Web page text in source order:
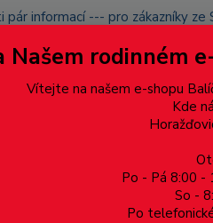
pár informací --- pro
zásilku nevyzvednete, bude
přidán na blacklist a
a platba Více
rodinném
Vítejte na našem e-shopu
Kde
Po - Pá 8:00 -
So -
Po